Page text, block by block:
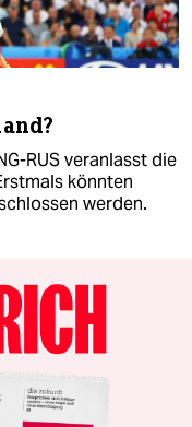
RUS veranlasst die
könnten
werden.